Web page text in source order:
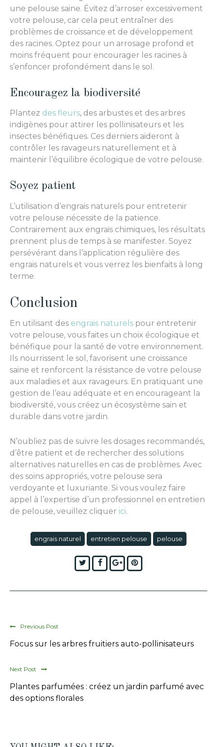
une pelouse saine. Évitez d’arroser excessivement
votre pelouse, car cela peut entraîner des
problèmes de croissance et de développement
des racines. Optez pour un arrosage profond et
moins fréquent pour encourager les racines à
s’enfoncer profondément dans le sol.
Encouragez la biodiversité
Plantez des fleurs, des arbustes et des arbres
indigènes pour attirer les pollinisateurs et les
insectes bénéfiques. Ces derniers aideront à
contrôler les ravageurs naturellement et à
maintenir l’équilibre écologique de votre pelouse.
Soyez patient
L’utilisation d’engrais naturels pour entretenir
votre pelouse nécessite de la patience.
Contrairement aux engrais chimiques, les résultats
prennent plus de temps à se manifester. Soyez
persévérant dans l’application régulière des
engrais naturels et vous verrez les bienfaits à long
terme.
Conclusion
En utilisant des engrais naturels pour entretenir
votre pelouse, vous faites un choix écologique et
bénéfique pour la santé de votre environnement.
Ils nourrissent le sol, favorisent une croissance
saine et renforcent la résistance de votre pelouse
aux maladies et aux ravageurs. En pratiquant une
gestion de l’eau adéquate et en encourageant la
biodiversité, vous créez un écosystème sain et
durable dans votre jardin.
N’oubliez pas de suivre les dosages recommandés,
d’être patient et de rechercher des solutions
alternatives naturelles en cas de problèmes. Avec
des soins appropriés, votre pelouse sera
verdoyante et luxuriante. Si vous voulez faire
appel à l’expertise d’un professionnel en entretien
de pelouse, veuillez cliquer ici.
engrais naturel entretien pelouse pelouse
TwitterFacebook
Google+Pinterest
Previous Post
Focus sur les arbres fruitiers auto-pollinisateurs
Next Post
Plantes parfumées : créez un jardin parfumé avec
des options florales